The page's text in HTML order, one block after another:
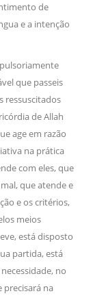
de
e a intenção
que passeis
ressuscitados
de Allah
age em razão
na prática
com eles, que
que atende e
e os critérios,
meios
está disposto
partida, está
no
precisará na